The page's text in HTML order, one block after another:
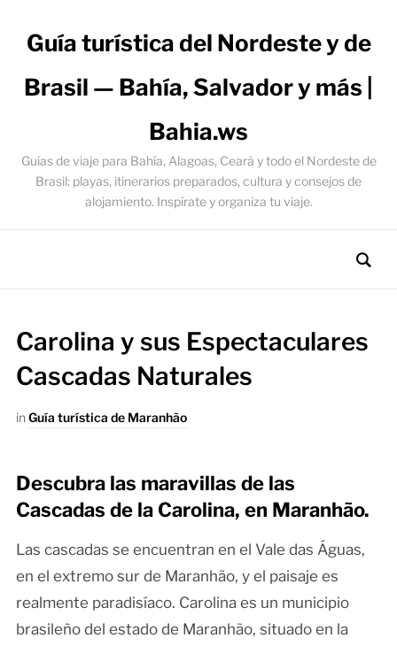
Guía turística del Nordeste y de
Brasil — Bahía, Salvador y más |
Bahia.ws
Guías de viaje para Bahía, Alagoas, Ceará y todo el Nordeste de
Brasil: playas, itinerarios preparados, cultura y consejos de
alojamiento. Inspírate y organiza tu viaje.
Carolina y sus Espectaculares
Cascadas Naturales
inGuía turística de Maranhão
Descubra las maravillas de las
Cascadas de la Carolina, en Maranhão.
Las cascadas se encuentran en el Vale das Águas,
en el extremo sur de Maranhão, y el paisaje es
realmente paradisíaco. Carolina es un municipio
brasileño del estado de Maranhão, situado en la